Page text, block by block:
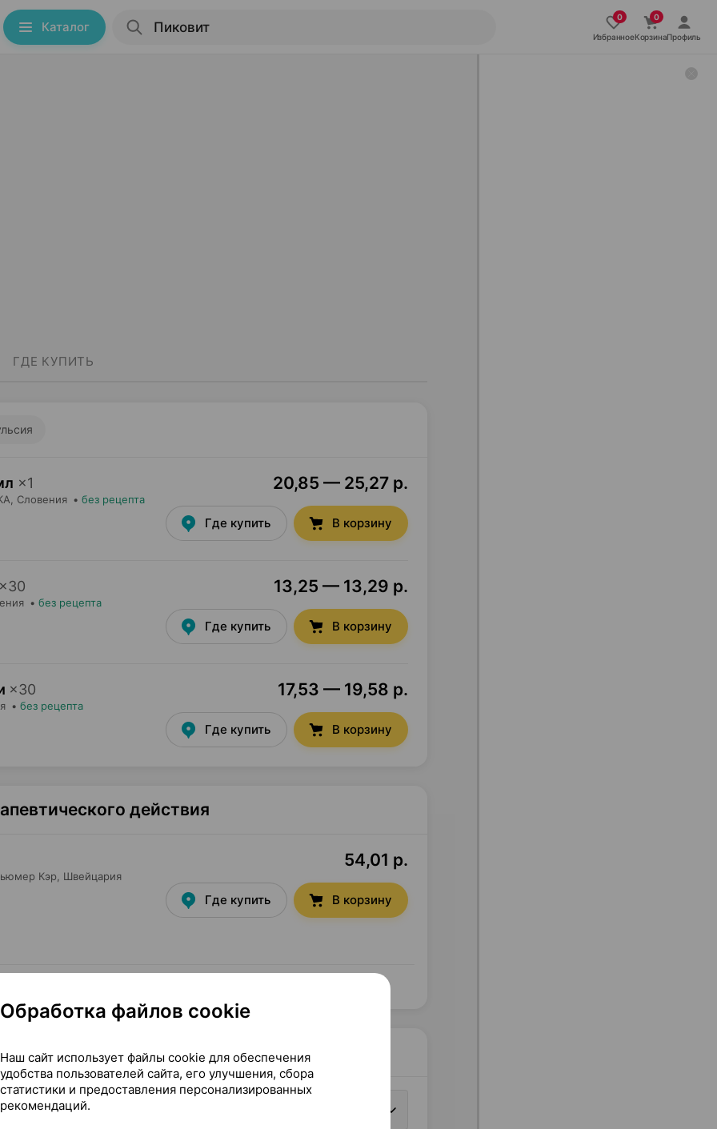
Каталог
ИзбранноеКорзинаПрофиль
ГДЕ КУПИТЬ
×1
, Словения • без рецепта
20,85 — 25,27 р.
Где купить В корзину
×30
• без рецепта
13,25 — 13,29 р.
Где купить В корзину
×30
• без рецепта
17,53 — 19,58 р.
Где купить В корзину
действия
Кэр , Швейцария
54,01 р.
Где купить В корзину
150 мл ×1, КРКА Словения
Обработка файлов cookie
Наш сайт использует файлы cookie для обеспечения
удобства пользователей сайта, его улучшения, сбора
статистики и предоставления персонализированных
рекомендаций.